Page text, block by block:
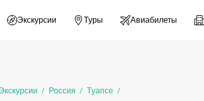
Экскурсии Туры Авиабилеты
/ Россия / Туапсе /